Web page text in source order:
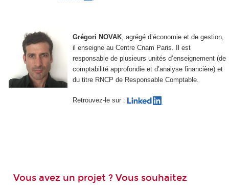
Grégori NOVAK, agrégé d’économie et de gestion,
il enseigne au Centre Cnam Paris. Il est
responsable de plusieurs unités d’enseignement (de
comptabilité approfondie et d’analyse financière) et
du titre RNCP de Responsable Comptable.
Retrouvez-le sur :
Vous avez un projet ? Vous souhaitez